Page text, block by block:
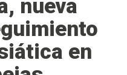
nueva
en